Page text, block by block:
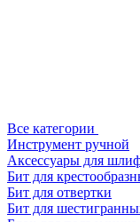
Все категории
Инструмент ручной
Аксессуары для
Бит для
Бит для отвертки
Бит для